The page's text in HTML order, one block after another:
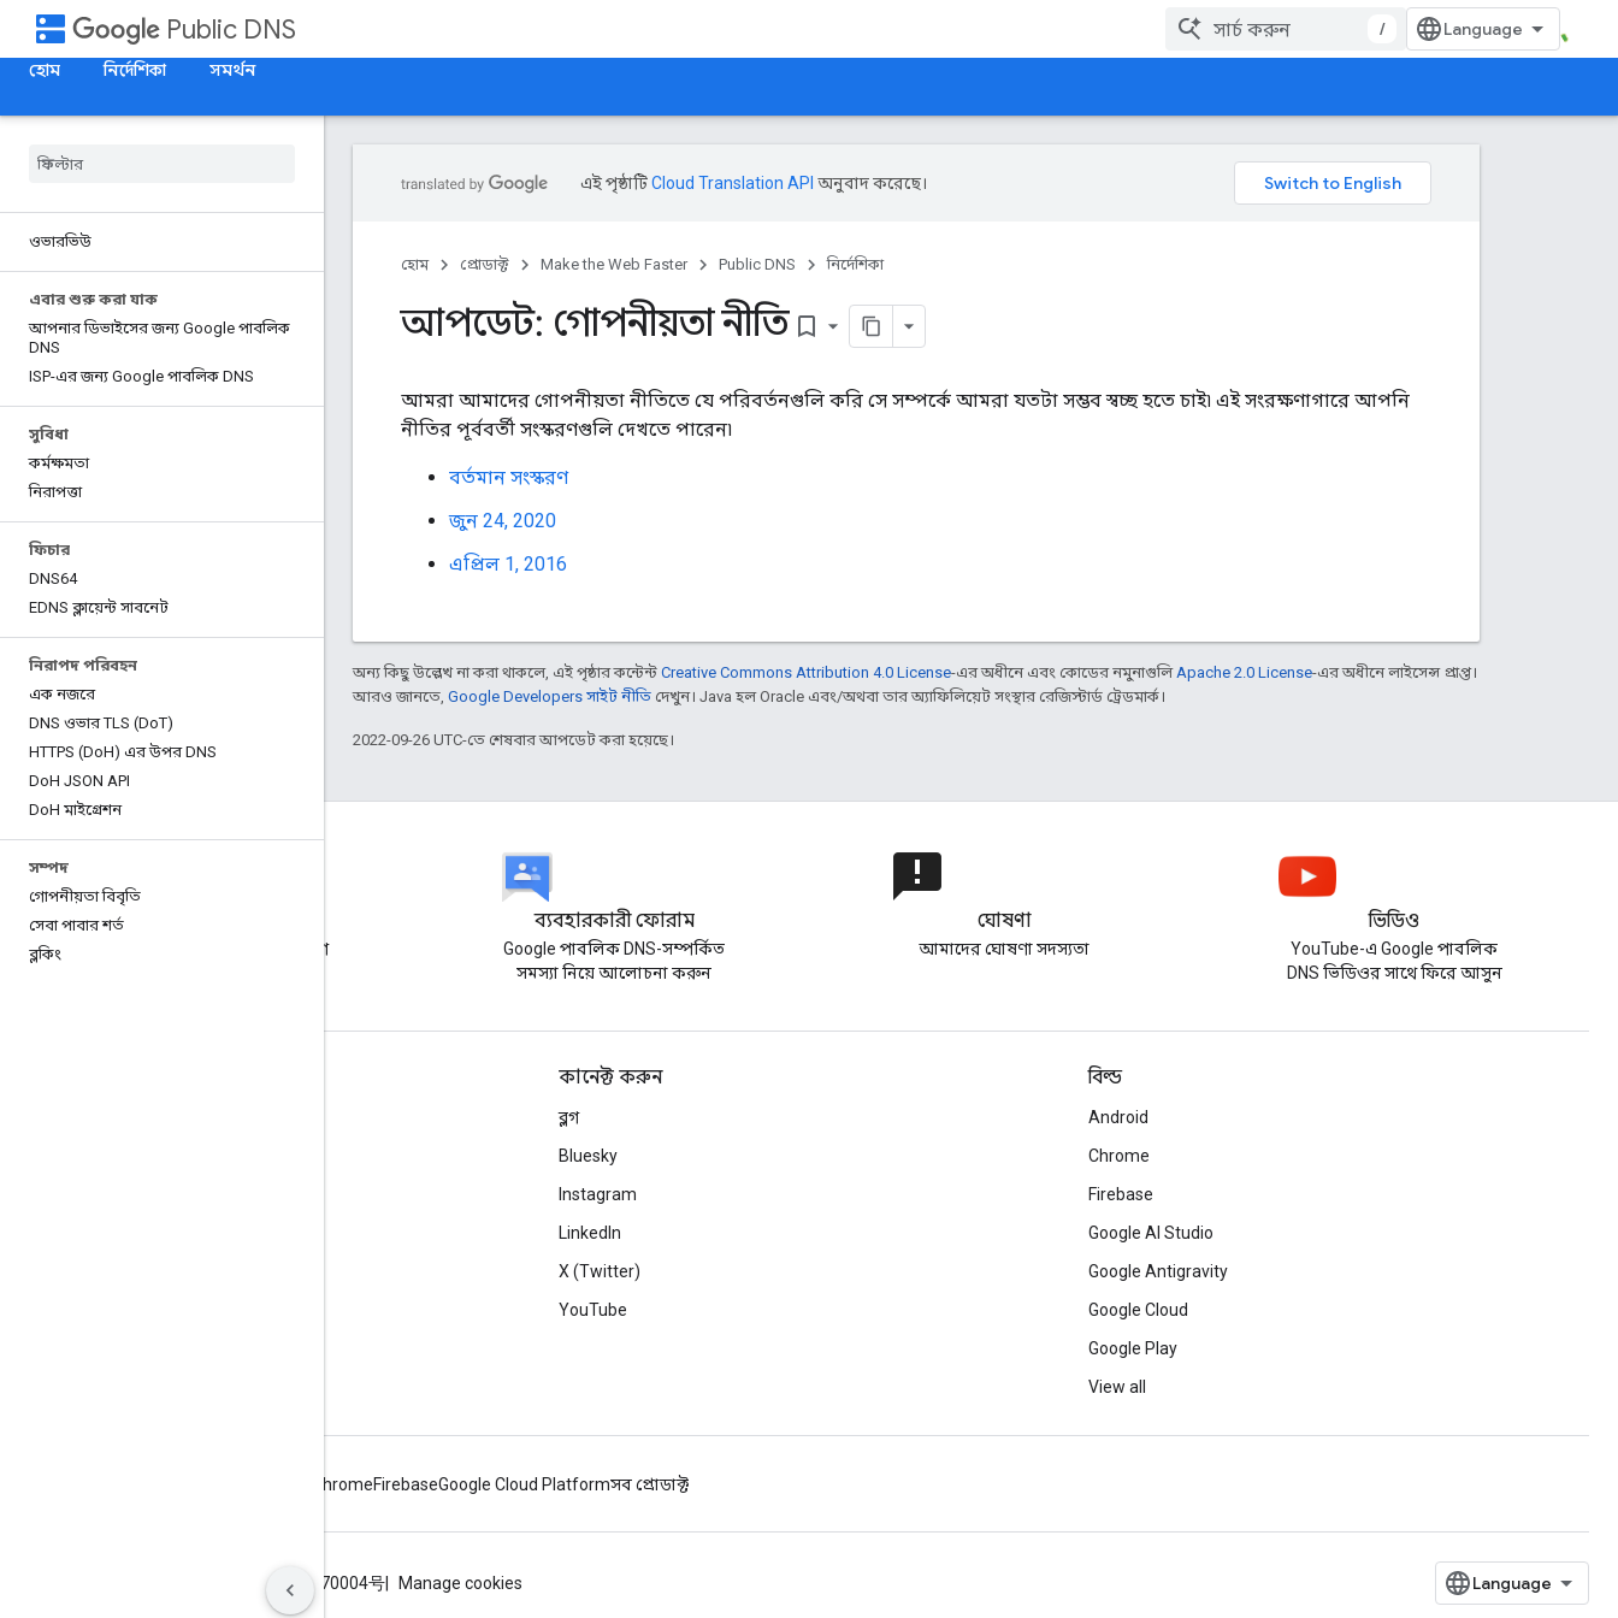
dns Public DNS
/
হোম
নির্দেশিকা সমর্থন
ওভারভিউ
এবার শুরু করা যাক
আপনার ডিভাইসের জন্য Google পাবলিক
DNS
ISP-এর জন্য Google পাবলিক DNS
সুবিধা
কর্মক্ষমতা
নিরাপত্তা
ফিচার
DNS64
EDNS ক্লায়েন্ট সাবনেট
নিরাপদ পরিবহন
এক নজরে
DNS ওভার TLS (DoT)
HTTPS (DoH) এর উপর DNS
DoH JSON API
DoH মাইগ্রেশন
সম্পদ
গোপনীয়তা বিবৃতি
সেবা পাবার শর্ত
ব্লকিং
এই পৃষ্ঠাটিCloud Translation API অনুবাদ করেছে।
হোম প্রোডাক্ট Make the Web Faster Public DNS নির্দেশিকা
আপডেট: গোপনীয়তা নীতি bookmark_border
আমরা আমাদের গোপনীয়তা নীতিতে যে পরিবর্তনগুলি করি সে সম্পর্কে আমরা যতটা সম্ভব স্বচ্ছ হতে চাই৷ এই সংরক্ষণাগারে আপনি
নীতির পূর্ববর্তী সংস্করণগুলি দেখতে পারেন৷
বর্তমান সংস্করণ
জুন 24, 2020
এপ্রিল 1, 2016
অন্য কিছু উল্লেখ না করা থাকলে, এই পৃষ্ঠার কন্টেন্ট Creative Commons Attribution 4.0 License-এর অধীনে এবং কোডের নমুনাগুলি Apache 2.0 License-এর অধীনে লাইসেন্স প্রাপ্ত।
আরও জানতে, Google Developers সাইট নীতি দেখুন। Java হল Oracle এবং/অথবা তার অ্যাফিলিয়েট সংস্থার রেজিস্টার্ড ট্রেডমার্ক।
2022-09-26 UTC-তে শেষবার আপডেট করা হয়েছে।
কিছু ভুল? আমাদের একটি বাগ
ব্যবহারকারী ফোরাম
Google পাবলিক DNS-সম্পর্কিত
সমস্যা নিয়ে আলোচনা করুন
announcement
ঘোষণা
আমাদের ঘোষণা সদস্যতা
ভিডিও
YouTube-এ Google পাবলিক
DNS ভিডিওর সাথে ফিরে আসুন
কানেক্ট করুন
ব্লগ
Bluesky
Instagram
LinkedIn
X (Twitter)
YouTube
বিল্ড
Android
Chrome
Firebase
Google AI Studio
Google Antigravity
Google Cloud
Google Play
View all
ChromeFirebaseGoogle Cloud Platformসব প্রোডাক্ট
ICP证合字B2-20070004号 Manage cookies